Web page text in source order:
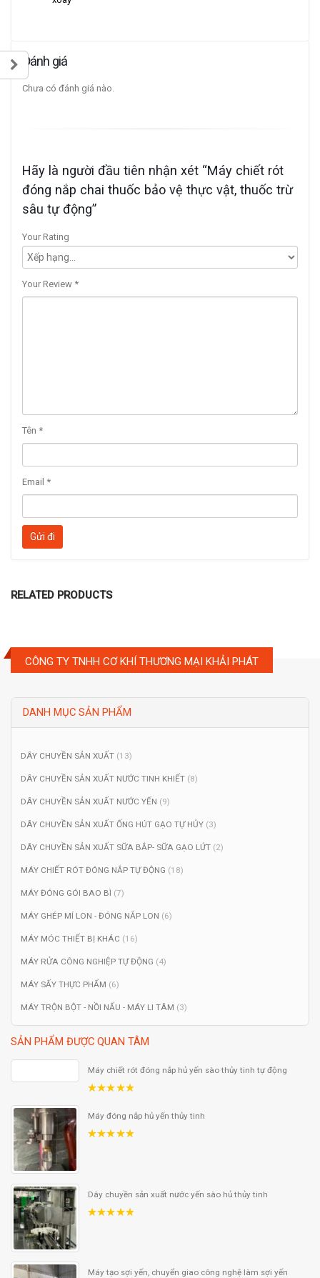
Đánh giá
Chưa có đánh giá nào.
Hãy là người đầu tiên nhận xét “Máy chiết rót
đóng nắp chai thuốc bảo vệ thực vật, thuốc trừ
sâu tự động”
Your Rating
Your Review *
Tên *
Email *
RELATED PRODUCTS
CÔNG TY TNHH CƠ KHÍ THƯƠNG MẠI KHẢI PHÁT
DANH MỤC SẢN PHẨM
DÂY CHUYỀN SẢN XUẤT (13)
DÂY CHUYỀN SẢN XUẤT NƯỚC TINH KHIẾT (8)
DÂY CHUYỀN SẢN XUẤT NƯỚC YẾN (9)
DÂY CHUYỀN SẢN XUẤT ỐNG HÚT GẠO TỰ HỦY (3)
DÂY CHUYỀN SẢN XUẤT SỮA BẮP- SỮA GẠO LỨT (2)
MÁY CHIẾT RÓT ĐÓNG NẮP TỰ ĐỘNG (18)
MÁY ĐÓNG GÓI BAO BÌ (7)
MÁY GHÉP MÍ LON - ĐÓNG NẮP LON (6)
MÁY MÓC THIẾT BỊ KHÁC (16)
MÁY RỬA CÔNG NGHIỆP TỰ ĐỘNG (4)
MÁY SẤY THỰC PHẨM (6)
MÁY TRỘN BỘT - NỒI NẤU - MÁY LI TÂM (3)
SẢN PHẨM ĐƯỢC QUAN TÂM
Máy chiết rót đóng nắp hủ yến sào thủy tinh tự động
Máy đóng nắp hủ yến thủy tinh
Dây chuyền sản xuất nước yến sào hủ thủy tinh
Máy tạo sợi yến, chuyển giao công nghệ làm sợi yến